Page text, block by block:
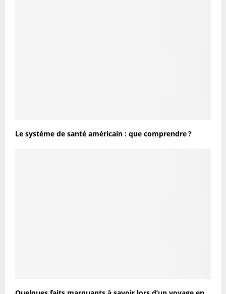
Le système de santé américain : que comprendre ?